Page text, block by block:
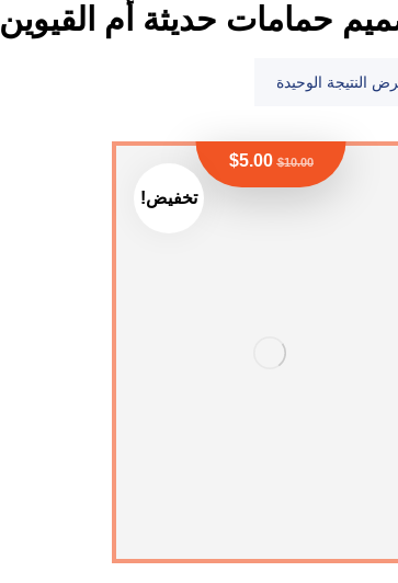
حمامات حديثة أم القيوين
النتيجة الوحيدة
تخفيض!
$10.00
$5.00